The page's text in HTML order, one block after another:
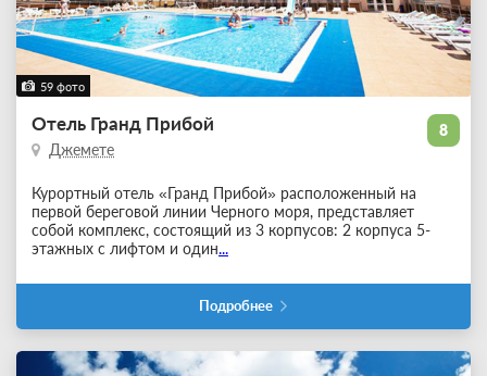
59 фото
8
Отель Гранд Прибой
Джемете
Курортный отель «Гранд Прибой» расположенный на
первой береговой линии Черного моря, представляет
собой комплекс, состоящий из 3 корпусов: 2 корпуса 5-
этажных с лифтом и один...
Подробнее